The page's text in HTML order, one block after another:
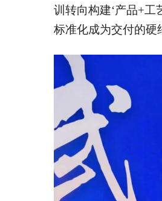
训转向构建‘产品+工
标准化成为交付的硬